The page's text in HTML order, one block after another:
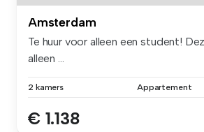
Amsterdam
Te huur voor alleen een student!
alleen ...
2 kamers Appartement
€ 1.138